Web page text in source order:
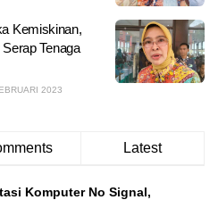
Kemiskinan,
Tenaga
2023
Latest
Komputer No Signal,